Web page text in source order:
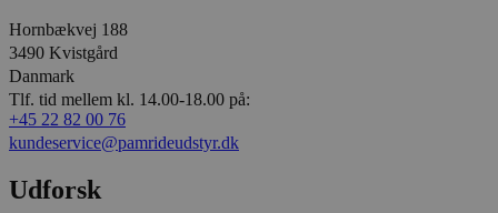
Hornbækvej 188
3490 Kvistgård
Danmark
Tlf. tid mellem kl. 14.00-18.00 på:
+45 22 82 00 76
kundeservice@pamrideudstyr.dk
Udforsk